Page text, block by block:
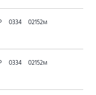
0334 02152м
0334 02152м